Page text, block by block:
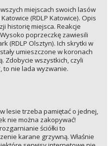
miejscach swoich lasów
(RDLP Katowice). Opis
historię miejsca. Reakcje
poprzeczkę zawiesili
(RDLP Olsztyn). Ich skrytki w
umieszczone w koronach
Zdobycie wszystkich, czyli
to nie lada wyzwanie.
lesie trzeba pamiętać o jednej,
nie można zakopywać!
ściółki to
karane grzywną. Właśnie